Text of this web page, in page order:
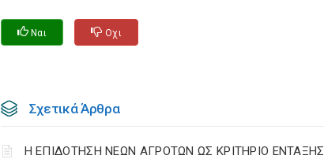
Ναι Οχι
Σχετικά Άρθρα
Η ΕΠΙΔΟΤΗΣΗ ΝΕΩΝ ΑΓΡΟΤΩΝ ΩΣ ΚΡΙΤΗΡΙΟ ΕΝΤΑΞΗΣ